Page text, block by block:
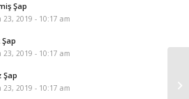
Şap
23, 2019 - 10:17 am
Şap
23, 2019 - 10:17 am
Şap
23, 2019 - 10:17 am